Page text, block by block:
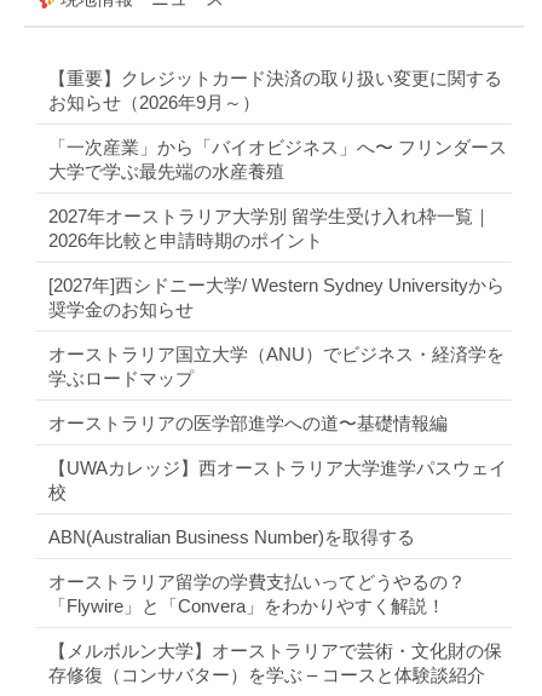
【重要】クレジットカード決済の取り扱い変更に関する
お知らせ（2026年9月～）
「一次産業」から「バイオビジネス」へ〜 フリンダース
大学で学ぶ最先端の水産養殖
2027年オーストラリア大学別 留学生受け入れ枠一覧｜
2026年比較と申請時期のポイント
[2027年]西シドニー大学/ Western Sydney Universityから
奨学金のお知らせ
オーストラリア国立大学（ANU）でビジネス・経済学を
学ぶロードマップ
オーストラリアの医学部進学への道〜基礎情報編
【UWAカレッジ】西オーストラリア大学進学パスウェイ
校
ABN(Australian Business Number)を取得する
オーストラリア留学の学費支払いってどうやるの？
「Flywire」と「Convera」をわかりやすく解説！
【メルボルン大学】オーストラリアで芸術・文化財の保
存修復（コンサバター）を学ぶ – コースと体験談紹介